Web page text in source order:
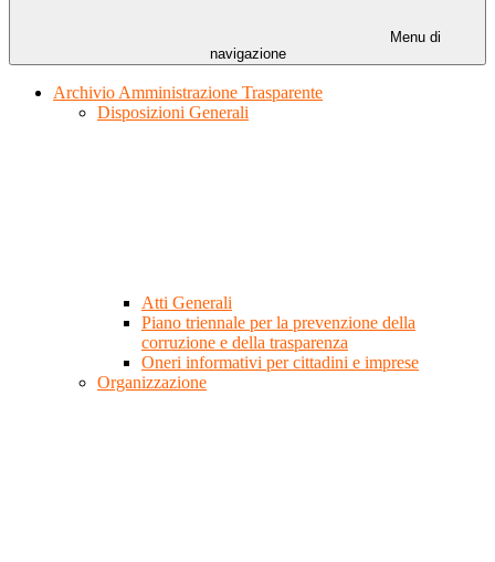
Menu di
navigazione
Archivio Amministrazione Trasparente
Disposizioni Generali
Atti Generali
Piano triennale per la prevenzione della
corruzione e della trasparenza
Oneri informativi per cittadini e imprese
Organizzazione